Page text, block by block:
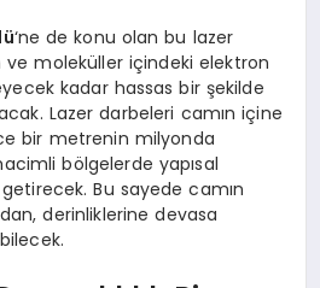
‘ne de konu olan bu lazer
ve moleküller içindeki elektron
kadar hassas bir şekilde
Lazer darbeleri camın içine
bir metrenin milyonda
bölgelerde yapısal
Bu sayede camın
derinliklerine devasa